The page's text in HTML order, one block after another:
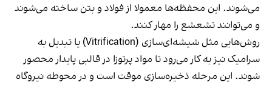
می‌شوند. این محفظه‌ها معمولا از فولاد و بتن ساخته می‌شوند
و می‌توانند تشعشع را مهار کنند.
روش‌هایی مثل شیشه‌ای‌سازی (Vitrification) یا تبدیل به
سرامیک نیز به کار می‌رود تا مواد پرتوزا در قالبی پایدار محصور
شوند. این مرحله ذخیره‌سازی موقت است و در محوطه نیروگاه